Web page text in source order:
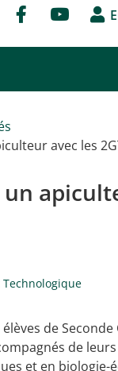
avec les
de
de
et en biologie-